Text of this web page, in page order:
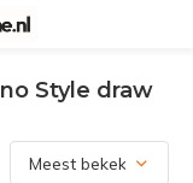
Style draw